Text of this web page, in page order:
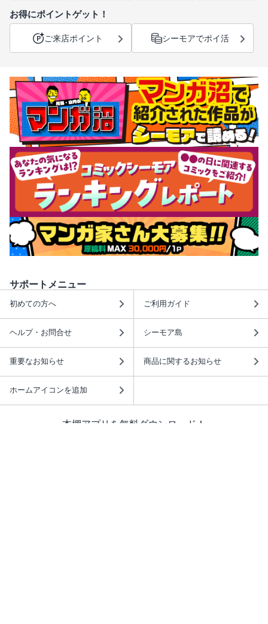
お得にポイントゲット！
ご来店ポイント シーモアでポイ活
サポートメニュー
初めての方へ ご利用ガイド
ヘルプ・お問合せ シーモア島
重要なお知らせ 商品に関するお知らせ
ホームアイコンを追加
本棚アプリを無料ダウンロード！